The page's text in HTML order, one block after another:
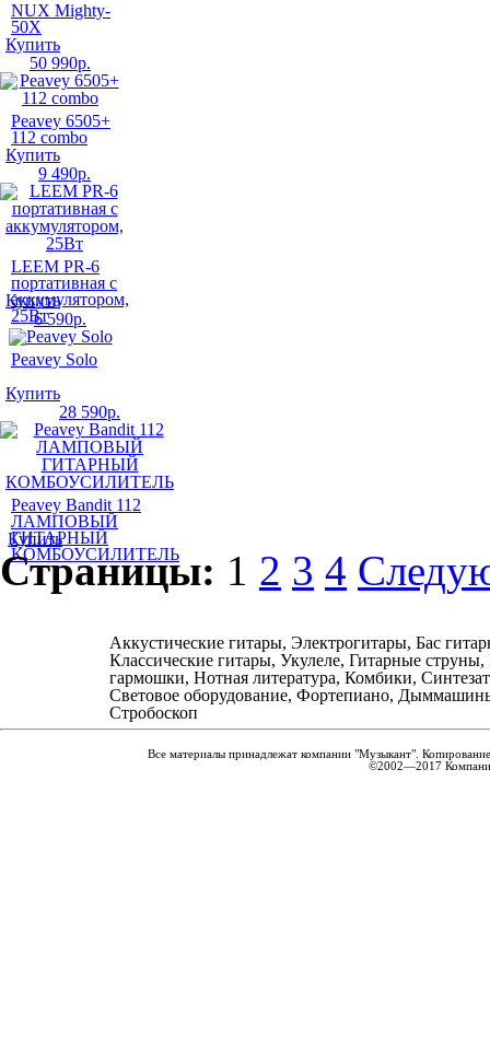
NUX Mighty-
50X
Купить
50 990р.
Peavey 6505+
112 combo
Купить
9 490р.
LEEM PR-6
портативная с
аккумулятором,
25Вт
Купить
6 590р.
Peavey Solo
Купить
28 590р.
Peavey Bandit 112
ЛАМПОВЫЙ
ГИТАРНЫЙ
КОМБОУСИЛИТЕЛЬ
Купить
Страницы: 1 2 3 4
Аккустические гитары, Электрогитары, Бас
Классические гитары, Укулеле, Гитарные
гармошки, Нотная литература, Комбики,
Световое оборудование, Фортепиано,
Стробоскоп
Все материалы принадлежат компании "Музыкант".
©2002—2017